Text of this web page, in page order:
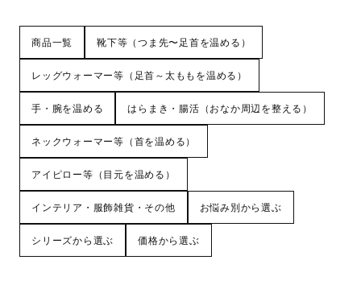
商品一覧 靴下等（つま先〜足首を温める）
レッグウォーマー等（足首～太ももを温める）
手・腕を温める はらまき・腸活（おなか周辺を整える）
ネックウォーマー等（首を温める）
アイピロー等（目元を温める）
インテリア・服飾雑貨・その他 お悩み別から選ぶ
シリーズから選ぶ 価格から選ぶ